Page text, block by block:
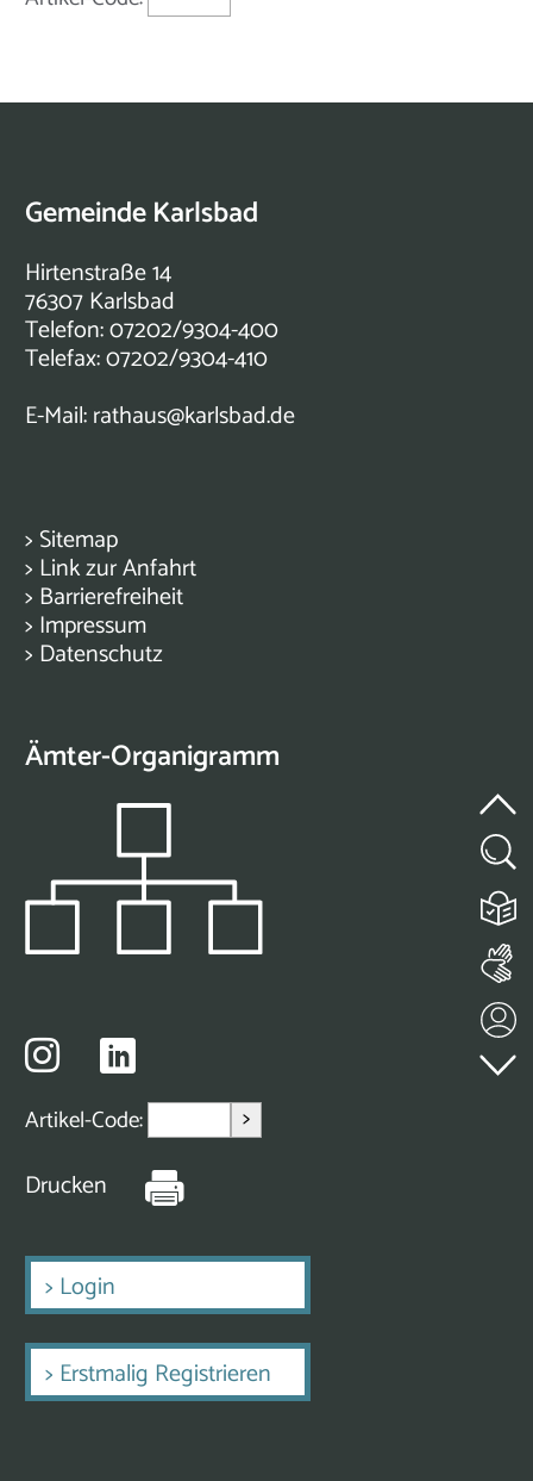
Gemeinde Karlsbad
Hirtenstraße 14
76307 Karlsbad
Telefon: 07202/9304-400
Telefax: 07202/9304-410
E-Mail:rathaus@karlsbad.de
> Sitemap
> Link zur Anfahrt
> Barrierefreiheit
> Impressum
> Datenschutz
Ämter-Organigramm
Artikel-Code: >
Drucken
> Login
> Erstmalig Registrieren